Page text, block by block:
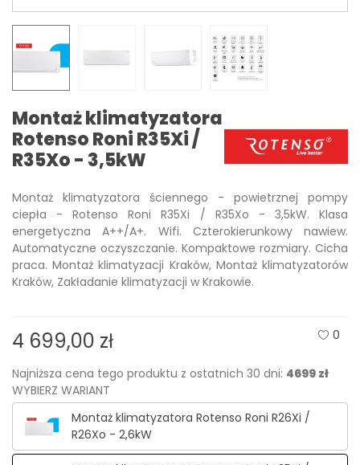
Montaż klimatyzatora
Rotenso Roni R35Xi /
R35Xo - 3,5kW
Montaż klimatyzatora ściennego - powietrznej pompy
ciepła - Rotenso Roni R35Xi / R35Xo - 3,5kW. Klasa
energetyczna A++/A+. Wifi. Czterokierunkowy nawiew.
Automatyczne oczyszczanie. Kompaktowe rozmiary. Cicha
praca. Montaż klimatyzacji Kraków, Montaż klimatyzatorów
Kraków, Zakładanie klimatyzacji w Krakowie.
4 699,00 zł 0
Najniższa cena tego produktu z ostatnich 30 dni: 4699 zł
WYBIERZ WARIANT
Montaż klimatyzatora Rotenso Roni R26Xi /
R26Xo - 2,6kW